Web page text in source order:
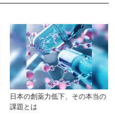
日本の創薬力低下、その本当の
課題とは